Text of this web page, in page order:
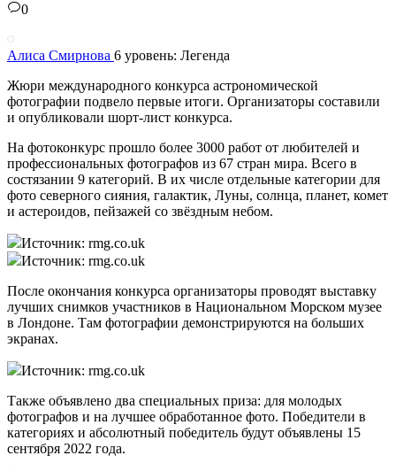
0
Алиса Смирнова 6 уровень: Легенда
Жюри международного конкурса астрономической
фотографии подвело первые итоги. Организаторы составили
и опубликовали шорт-лист конкурса.
На фотоконкурс прошло более 3000 работ от любителей и
профессиональных фотографов из 67 стран мира. Всего в
состязании 9 категорий. В их числе отдельные категории для
фото северного сияния, галактик, Луны, солнца, планет, комет
и астероидов, пейзажей со звёздным небом.
Источник: rmg.co.uk
Источник: rmg.co.uk
После окончания конкурса организаторы проводят выставку
лучших снимков участников в Национальном Морском музее
в Лондоне. Там фотографии демонстрируются на больших
экранах.
Источник: rmg.co.uk
Также объявлено два специальных приза: для молодых
фотографов и на лучшее обработанное фото. Победители в
категориях и абсолютный победитель будут объявлены 15
сентября 2022 года.